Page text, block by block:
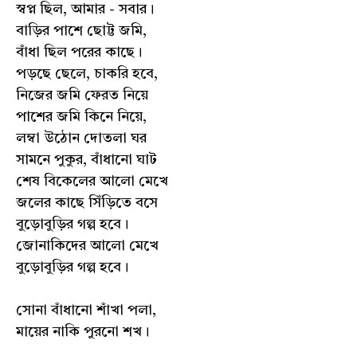
স্বপ্ন ছিল, আমার - সবার।
বাড়ির পাশে ছোট্ট জমি,
বাঁধা ছিল পরের কাছে।
পড়ছে ছেলে, চাকরি হবে,
নিজের জমি ফেরত নিয়ে
পাশের জমি কিনে নিয়ে,
লম্বা উঠোন দোতলা ঘর
সামনে পুকুর, বাঁধানো ঘাট
শেষ বিকেলের আলো মেখে
জলের কাছে সিঁড়িতে বসে
বুড়োবুড়ির গল্প হবে।
জোনাকিদের আলো মেখে
বুড়োবুড়ির গল্প হবে।
সোনা বাঁধানো শাঁখা পলা,
মায়ের নাকি পুরনো শখ।